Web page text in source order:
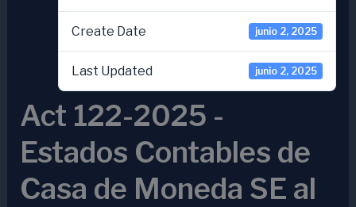
Create Date junio 2, 2025
Last Updated junio 2, 2025
Act 122-2025 -
Estados Contables de
Casa de Moneda SE al